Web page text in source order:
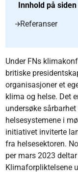
Innhold på siden
Referanser
Under FNs
britiske
organisasjoner et
klima og helse. Det
undersøke
helsesystemene i
initiativet inviterte
fra helsesektoren.
per mars 2023
Klimaforpliktelsene